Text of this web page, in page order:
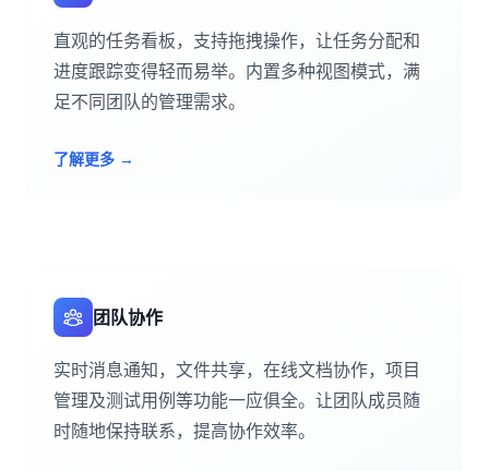
直观的任务看板，支持拖拽操作，让任务分配和
进度跟踪变得轻而易举。内置多种视图模式，满
足不同团队的管理需求。
了解更多 →
团队协作
实时消息通知，文件共享，在线文档协作，项目
管理及测试用例等功能一应俱全。让团队成员随
时随地保持联系，提高协作效率。